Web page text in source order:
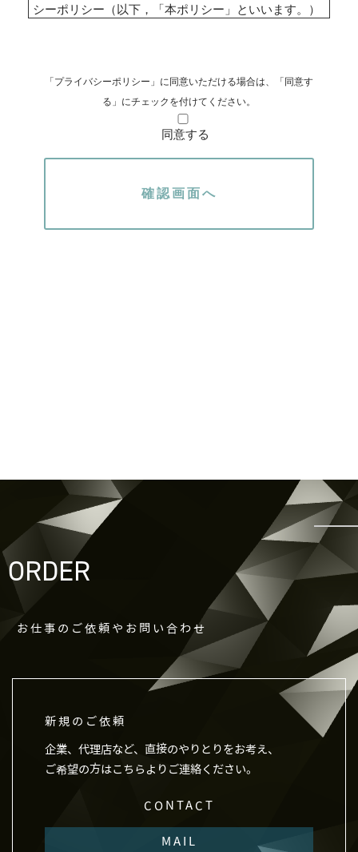
シーポリシー（以下，「本ポリシー」といいます。）
「個人情報」とは，個人情報保護法にいう
「個人情報」を指すものとし，生存する個人
に関する情報であって，当該情報に含まれる
氏名，生年月日，住所，電話番号，連絡先そ
の他の記述等により特定の個人を識別できる
及び健康保険証の保険者番号などの当該情報
第3条（個人情報を収集・利用する目的）
当社が個人情報を収集・利用する目的は，以
下のとおりです。
当社サービスの提供・運営のため
ユーザーからのお問い合わせに回答するため
（本人確認を行うことを含む）
ユーザーが利用中のサービスの新機能，更新
情報，キャンペーン等及び当社が提供する他
のサービスの案内のメールを送付するため
メンテナンス，重要なお知らせなど必要に応
利用規約に違反したユーザーや，不正・不当
な目的でサービスを利用しようとするユーザ
ーの特定をし，ご利用をお断りするため
削除，ご利用状況の閲覧を行っていただくた
有料サービスにおいて，ユーザーに利用料金
「プライバシーポリシー」に同意いただける場合は、「同意す
る」にチェックを付けてください。
同意する
ORDER
お仕事のご依頼やお問い合わせ
新規のご依頼
企業、代理店など、直接のやりとりをお考え、
ご希望の方はこちらよりご連絡ください。
CONTACT
MAIL